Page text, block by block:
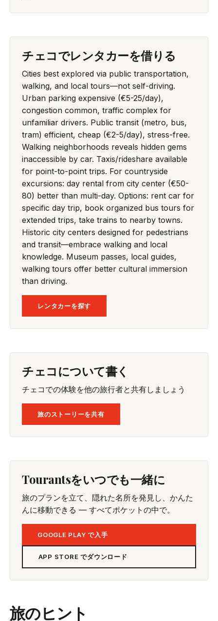
チェコでレンタカーを借りる
Cities best explored via public transportation,
walking, and local tours—not self-driving.
Urban parking expensive (€5-25/day),
congestion common, traffic complex for
unfamiliar drivers. Public transit (metro, bus,
tram) efficient, cheap (€2-5/day), stress-free.
Walking neighborhoods reveals hidden gems
inaccessible by car. Taxis/rideshare available
for point-to-point trips. For countryside
excursions: day rental from city center (€50-
80) better than multi-day. Options: rent car for
specific day trip, book organized bus tours for
extended trips, take trains to nearby towns.
Historic city centers designed for pedestrians
and transit—embrace walking and local
knowledge. Museum passes, local guides,
walking tours offer better cultural immersion
than driving.
レンタカーを探す
チェコについて書く
チェコでの体験を他の旅行者と共有しましょう
旅のストーリーを共有
Tourantsをいつでも一緒に
旅のプランを立て、隠れた名所を発見し、かんた
んに移動できる — すべてポケットの中で。
GOOGLE PLAY で入手
APP STORE でダウンロード
旅のヒント